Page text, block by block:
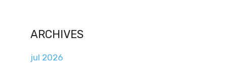
ARCHIVES
jul 2026